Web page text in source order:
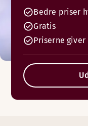
Bedre priser
Gratis
Priserne